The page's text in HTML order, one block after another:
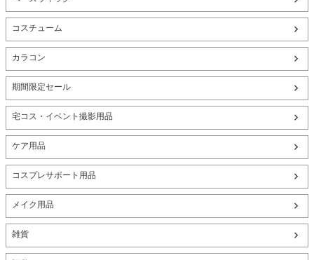
コスチューム
カラコン
期間限定セール
宅コス・イベント撮影用品
ケア用品
コスプレサポート用品
メイク用品
雑貨